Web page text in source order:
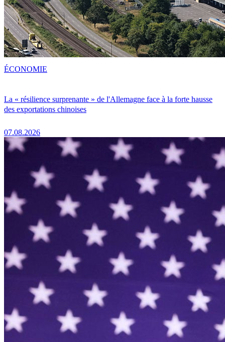
La « résilience surprenante » de l'Allemagne face à la forte hausse
des exportations chinoises
07.08.2026
ÉCONOMIE